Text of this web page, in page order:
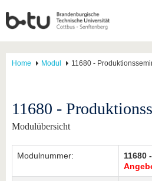
Home Modul 11680 -
11680 -
Modulübersicht
Modulnummer: 11680 -